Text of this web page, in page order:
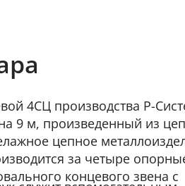
4СЦ производства Р-
9 м, произведенный из
цепное
за четыре
концевого звена с